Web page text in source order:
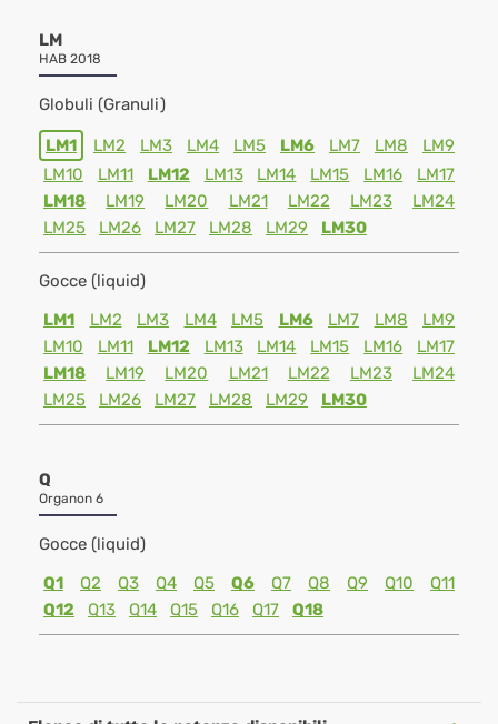
LM
HAB 2018
Globuli (Granuli)
LM1 LM2 LM3 LM4 LM5 LM6 LM7 LM8
LM9
LM10
LM11 LM12 LM13 LM14 LM15 LM16
LM17
LM18
LM19 LM20 LM21 LM22 LM23
LM24
LM25
LM26 LM27 LM28 LM29 LM30
Gocce (liquid)
LM1
LM2 LM3 LM4 LM5 LM6 LM7 LM8
LM9
LM10
LM11 LM12 LM13 LM14 LM15 LM16
LM17
LM18
LM19 LM20 LM21 LM22 LM23
LM24
LM25
LM26 LM27 LM28 LM29 LM30
Q
Organon 6
Gocce (liquid)
Q1
Q2 Q3 Q4 Q5 Q6 Q7 Q8 Q9 Q10
Q11
Q12
Q13 Q14 Q15 Q16 Q17 Q18